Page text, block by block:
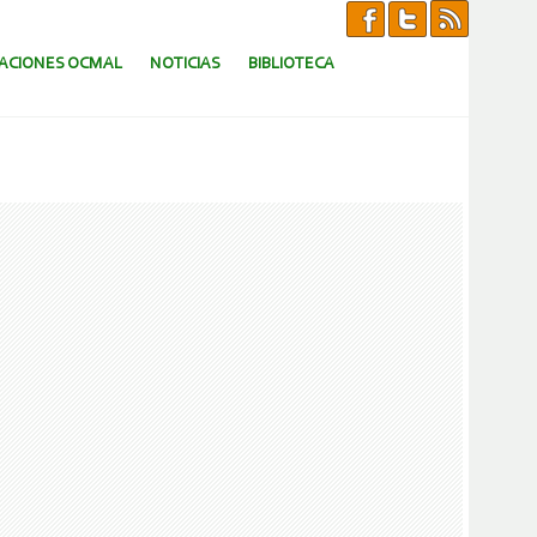
OCMAL NOTICIAS BIBLIOTECA